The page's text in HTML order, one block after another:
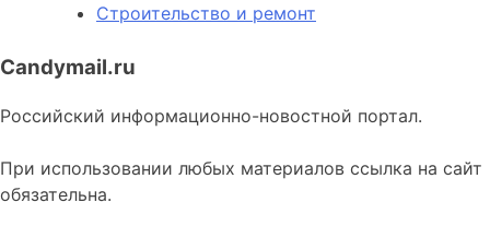
Строительство и ремонт
Candymail.ru
Российский информационно-новостной портал.
При использовании любых материалов ссылка на сайт
обязательна.